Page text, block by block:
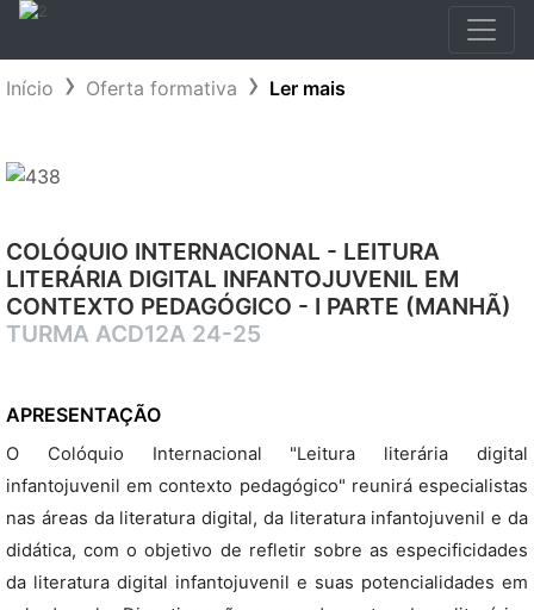
Início Oferta formativa Ler mais
COLÓQUIO INTERNACIONAL - LEITURA
LITERÁRIA DIGITAL INFANTOJUVENIL EM
CONTEXTO PEDAGÓGICO - I PARTE (MANHÃ)
TURMA ACD12A 24-25
APRESENTAÇÃO
O Colóquio Internacional "Leitura literária digital
infantojuvenil em contexto pedagógico" reunirá especialistas
nas áreas da literatura digital, da literatura infantojuvenil e da
didática, com o objetivo de refletir sobre as especificidades
da literatura digital infantojuvenil e suas potencialidades em